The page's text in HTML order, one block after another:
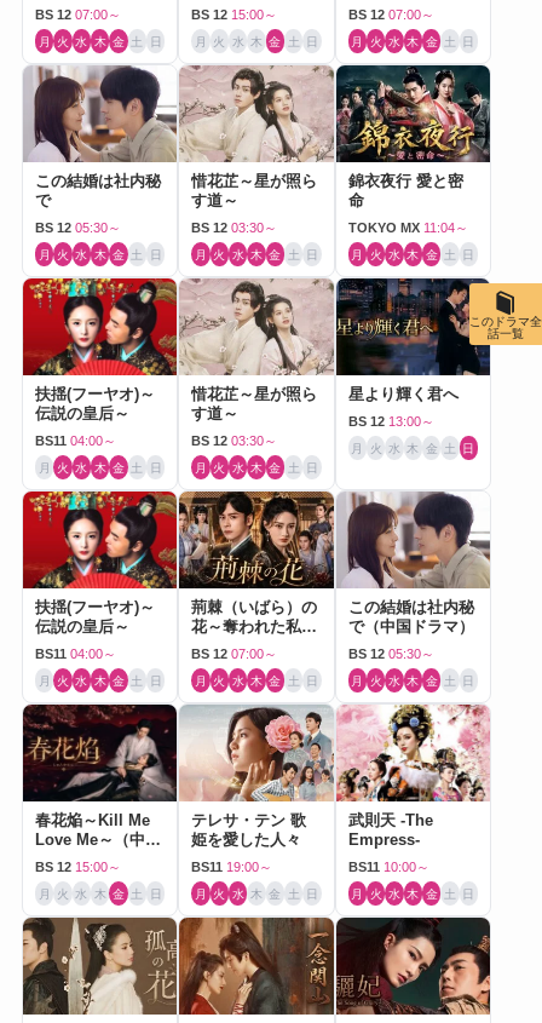
Love～
BS 12 07:00～
月 火 水 木 金 土 日
BS 12 15:00～
月 火 水 木 金 土 日
BS 12 07:00～
月 火 水 木 金 土 日
この結婚は社内秘
で
BS 12 05:30～
月 火 水 木 金 土 日
惜花芷～星が照ら
す道～
BS 12 03:30～
月 火 水 木 金 土 日
錦衣夜行 愛と密
命
TOKYO MX 11:04～
月 火 水 木 金 土 日
扶揺(フーヤオ)～
伝説の皇后～
BS11 04:00～
月 火 水 木 金 土 日
惜花芷～星が照ら
す道～
BS 12 03:30～
月 火 水 木 金 土 日
星より輝く君へ
BS 12 13:00～
月 火 水 木 金 土 日
扶揺(フーヤオ)～
伝説の皇后～
BS11 04:00～
月 火 水 木 金 土 日
荊棘（いばら）の
花～奪われた私～
（中国ドラマ）
BS 12 07:00～
月 火 水 木 金 土 日
この結婚は社内秘
で（中国ドラマ）
BS 12 05:30～
月 火 水 木 金 土 日
春花焔～Kill Me
Love Me～（中国
ドラマ）
BS 12 15:00～
月 火 水 木 金 土 日
テレサ・テン 歌
姫を愛した人々
BS11 19:00～
月 火 水 木 金 土 日
武則天 -The
Empress-
BS11 10:00～
月 火 水 木 金 土 日
このドラマ全
話一覧